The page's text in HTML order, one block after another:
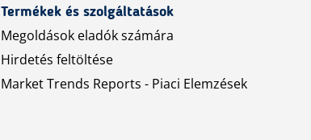
Termékek és szolgáltatások
Megoldások eladók számára
Hirdetés feltöltése
Market Trends Reports - Piaci Elemzések